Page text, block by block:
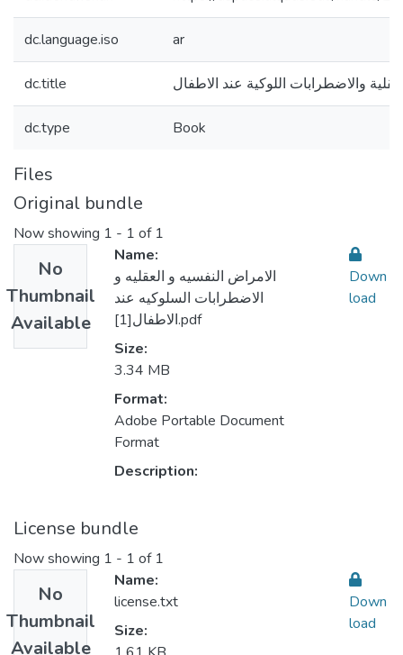
dc.language.iso ar
dc.title والاضطرابات اللوكية عند الاطفال
dc.type Book
Files
Original bundle
Now showing 1 - 1 of 1
No
Thumbnail
Available
Name:
الامراض النفسيه و العقليه و
الاضطرابات السلوكيه عند
الاطفال[1].pdf
Size:
3.34 MB
Format:
Adobe Portable Document
Format
Description:
Down
load
License bundle
Now showing 1 - 1 of 1
No
Thumbnail
Available
Name:
license.txt
Size:
Down
load